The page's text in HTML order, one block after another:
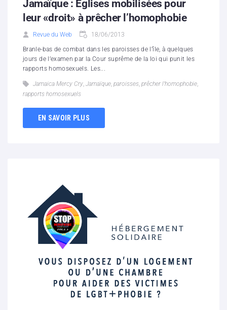
Jamaïque : Églises mobilisées pour
leur «droit» à prêcher l’homophobie
Revue du Web 18/06/2013
Branle-bas de combat dans les paroisses de l’île, à quelques
jours de l’examen par la Cour suprême de la loi qui punit les
rapports homosexuels. Les...
Jamaica Mercy Cry, Jamaïque, paroisses, prêcher l’homophobie,
rapports homosexuels
EN SAVOIR PLUS